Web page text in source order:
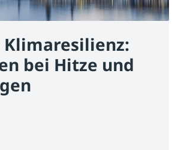
Klimaresilienz:
bei Hitze und